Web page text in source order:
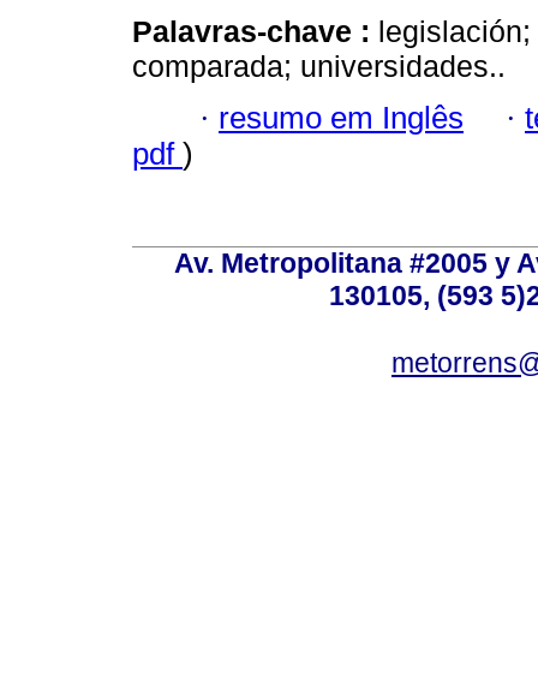
Palavras-chave :
comparada; universidades..
· resumo em Inglês ·
pdf )
Av. Metropolitana #2005 y
130105, (593